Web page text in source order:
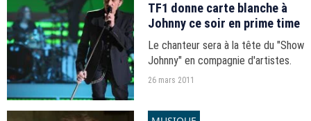
TF1 donne carte blanche à
Johnny ce soir en prime time
Le chanteur sera à la tête du "Show
Johnny" en compagnie d'artistes.
26 mars 2011